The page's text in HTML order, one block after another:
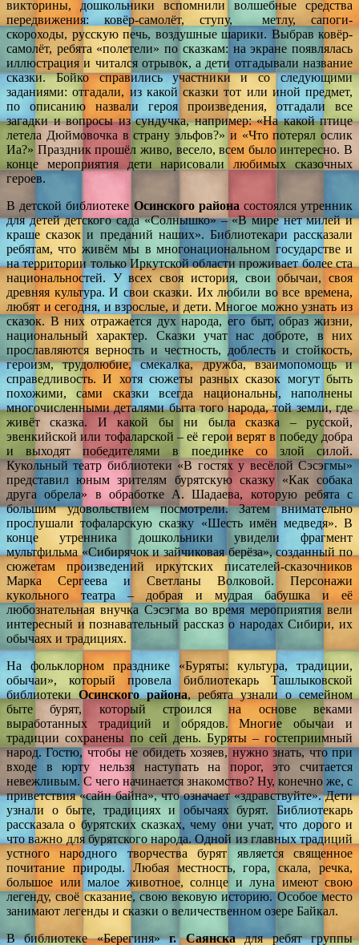
викторины, дошкольники вспомнили волшебные средства
передвижения: ковёр-самолёт, ступу, метлу, сапоги-
скороходы, русскую печь, воздушные шарики. Выбрав ковёр-
самолёт, ребята «полетели» по сказкам: на экране появлялась
иллюстрация и читался отрывок, а дети отгадывали название
сказки. Бойко справились участники и со следующими
заданиями: отгадали, из какой сказки тот или иной предмет,
по описанию назвали героя произведения, отгадали все
загадки и вопросы из сундучка, например: «На какой птице
летела Дюймовочка в страну эльфов?» и «Что потерял ослик
Иа?» Праздник прошёл живо, весело, всем было интересно. В
конце мероприятия дети нарисовали любимых сказочных
героев.
В детской библиотеке Осинского района состоялся утренник
для детей детского сада «Солнышко» – «В мире нет милей и
краше сказок и преданий наших». Библиотекари рассказали
ребятам, что живём мы в многонациональном государстве и
на территории только Иркутской области проживает более ста
национальностей. У всех своя история, свои обычаи, своя
древняя культура. И свои сказки. Их любили во все времена,
любят и сегодня, и взрослые, и дети. Многое можно узнать из
сказок. В них отражается дух народа, его быт, образ жизни,
национальный характер. Сказки учат нас доброте, в них
прославляются верность и честность, доблесть и стойкость,
героизм, трудолюбие, смекалка, дружба, взаимопомощь и
справедливость. И хотя сюжеты разных сказок могут быть
похожими, сами сказки всегда национальны, наполнены
многочисленными деталями быта того народа, той земли, где
живёт сказка. И какой бы ни была сказка – русской,
эвенкийской или тофаларской – её герои верят в победу добра
и выходят победителями в поединке со злой силой.
Кукольный театр библиотеки «В гостях у весёлой Сэсэгмы»
представил юным зрителям бурятскую сказку «Как собака
друга обрела» в обработке А. Шадаева, которую ребята с
большим удовольствием посмотрели. Затем внимательно
прослушали тофаларскую сказку «Шесть имён медведя». В
конце утренника дошкольники увидели фрагмент
мультфильма «Сибирячок и зайчиковая берёза», созданный по
сюжетам произведений иркутских писателей-сказочников
Марка Сергеева и Светланы Волковой. Персонажи
кукольного театра – добрая и мудрая бабушка и её
любознательная внучка Сэсэгма во время мероприятия вели
интересный и познавательный рассказ о народах Сибири, их
обычаях и традициях.
На фольклорном празднике «Буряты: культура, традиции,
обычаи», который провела библиотекарь Ташлыковской
библиотекиОсинского района, ребята узнали о семейном
быте бурят, который строился на основе веками
выработанных традиций и обрядов. Многие обычаи и
традиции сохранены по сей день. Буряты – гостеприимный
народ. Гостю, чтобы не обидеть хозяев, нужно знать, что при
входе в юрту нельзя наступать на порог, это считается
невежливым. С чего начинается знакомство? Ну, конечно же, с
приветствия «сайн байна», что означает «здравствуйте». Дети
узнали о быте, традициях и обычаях бурят. Библиотекарь
рассказала о бурятских сказках, чему они учат, что дорого и
что важно для бурятского народа. Одной из главных традиций
устного народного творчества бурят является священное
почитание природы. Любая местность, гора, скала, речка,
большое или малое животное, солнце и луна имеют свою
легенду, своё сказание, свою вековую историю. Особое место
занимают легенды и сказки о величественном озере Байкал.
В библиотеке «Берегиня»г. Саянскадля ребят группы